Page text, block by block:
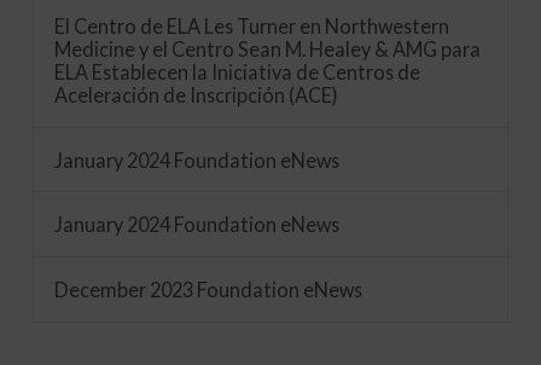
El Centro de ELA Les Turner en Northwestern
Medicine y el Centro Sean M. Healey & AMG para
ELA Establecen la Iniciativa de Centros de
Aceleración de Inscripción (ACE)
January 2024 Foundation eNews
January 2024 Foundation eNews
December 2023 Foundation eNews